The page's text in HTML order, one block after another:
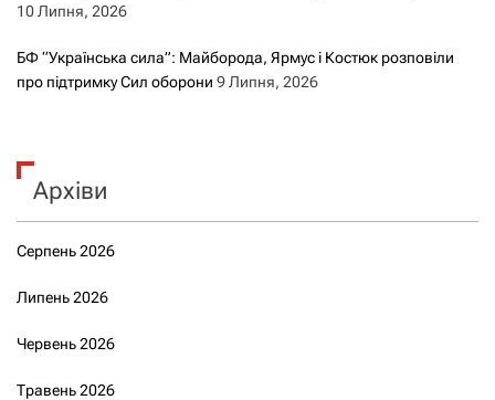
10 Липня, 2026
БФ “Українська сила”: Майборода, Ярмус і Костюк розповіли
про підтримку Сил оборони 9 Липня, 2026
Архіви
Серпень 2026
Липень 2026
Червень 2026
Травень 2026